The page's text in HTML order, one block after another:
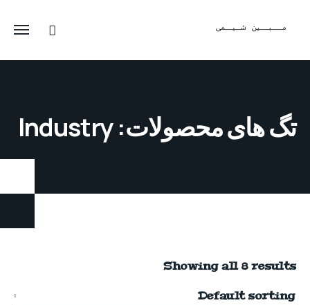
تگ های محصولات: Industry
Showing all 8 results